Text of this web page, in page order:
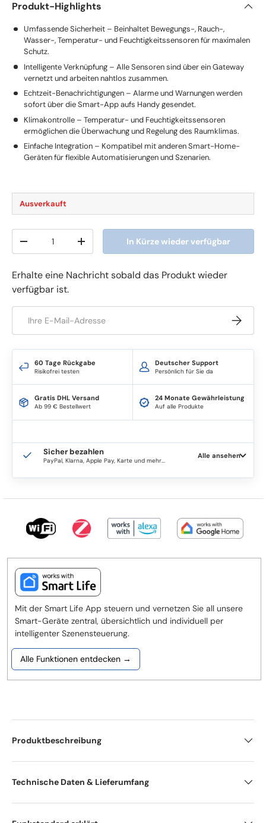
Produkt-Highlights
Umfassende Sicherheit – Beinhaltet Bewegungs-, Rauch-,
Wasser-, Temperatur- und Feuchtigkeitssensoren für maximalen
Schutz.
Intelligente Verknüpfung – Alle Sensoren sind über ein Gateway
vernetzt und arbeiten nahtlos zusammen.
Echtzeit-Benachrichtigungen – Alarme und Warnungen werden
sofort über die Smart-App aufs Handy gesendet.
Klimakontrolle – Temperatur- und Feuchtigkeitssensoren
ermöglichen die Überwachung und Regelung des Raumklimas.
Einfache Integration – Kompatibel mit anderen Smart-Home-
Geräten für flexible Automatisierungen und Szenarien.
Ausverkauft
-
+ In Kürze wieder verfügbar
Erhalte eine Nachricht sobald das Produkt wieder
verfügbar ist.
60 Tage Rückgabe
Risikofrei testen
Deutscher Support
Persönlich für Sie da
Gratis DHL Versand
Ab 99 € Bestellwert
24 Monate Gewährleistung
Auf alle Produkte
Sicher bezahlen
PayPal, Klarna, Apple Pay, Karte und mehr...
Alle ansehen
Mit der Smart Life App steuern und vernetzen Sie all unsere
Smart-Geräte zentral, übersichtlich und individuell per
intelligenter Szenensteuerung.
Alle Funktionen entdecken →
Produktbeschreibung
Technische Daten & Lieferumfang